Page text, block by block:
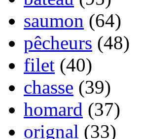
saumon (64)
pêcheurs (48)
filet (40)
chasse (39)
homard (37)
orignal (33)